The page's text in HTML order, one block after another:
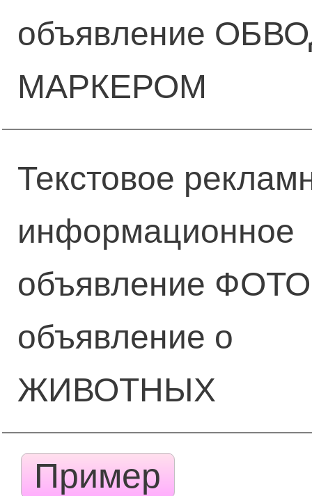
объявление
МАРКЕРОМ
Текстовое
информационное
объявление ФОТО
объявление о
ЖИВОТНЫХ
Пример